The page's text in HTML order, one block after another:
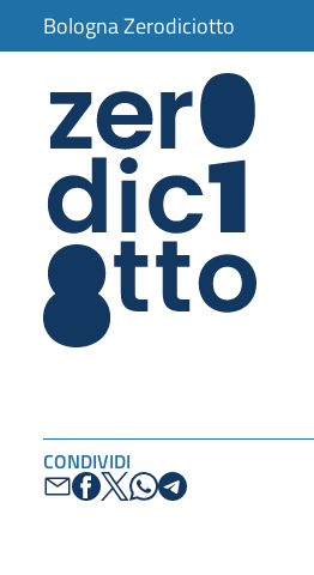
Bologna Zerodiciotto
CONDIVIDI